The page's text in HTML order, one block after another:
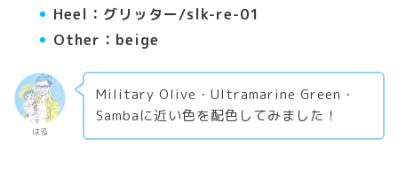
Heel：グリッター/slk-re-01
Other：beige
はる
Military Olive・Ultramarine Green・
Sambaに近い色を配色してみました！